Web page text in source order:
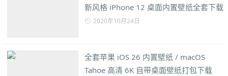
新风格 iPhone 12 桌面内置壁纸全套下载
2020年10月24日
全套苹果 iOS 26 内置壁纸 / macOS
Tahoe 高清 6K 自带桌面壁纸打包下载